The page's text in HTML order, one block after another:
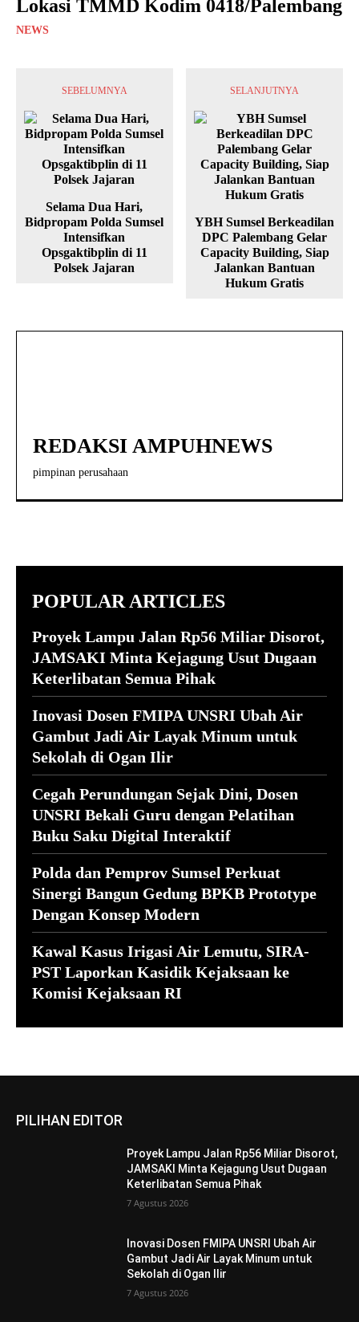
Lokasi TMMD Kodim 0418/Palembang
NEWS
SEBELUMNYA
Selama Dua Hari,
Bidpropam Polda Sumsel
Intensifkan
Opsgaktibplin di 11
Polsek Jajaran
SELANJUTNYA
YBH Sumsel Berkeadilan
DPC Palembang Gelar
Capacity Building, Siap
Jalankan Bantuan
Hukum Gratis
REDAKSI AMPUHNEWS
pimpinan perusahaan
POPULAR ARTICLES
Proyek Lampu Jalan Rp56 Miliar Disorot,
JAMSAKI Minta Kejagung Usut Dugaan
Keterlibatan Semua Pihak
Inovasi Dosen FMIPA UNSRI Ubah Air
Gambut Jadi Air Layak Minum untuk
Sekolah di Ogan Ilir
Cegah Perundungan Sejak Dini, Dosen
UNSRI Bekali Guru dengan Pelatihan
Buku Saku Digital Interaktif
Polda dan Pemprov Sumsel Perkuat
Sinergi Bangun Gedung BPKB Prototype
Dengan Konsep Modern
Kawal Kasus Irigasi Air Lemutu, SIRA-
PST Laporkan Kasidik Kejaksaan ke
Komisi Kejaksaan RI
PILIHAN EDITOR
Proyek Lampu Jalan Rp56 Miliar Disorot,
JAMSAKI Minta Kejagung Usut Dugaan
Keterlibatan Semua Pihak
7 Agustus 2026
Inovasi Dosen FMIPA UNSRI Ubah Air
Gambut Jadi Air Layak Minum untuk
Sekolah di Ogan Ilir
7 Agustus 2026